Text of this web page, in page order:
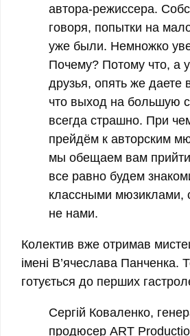
автора-режиссера.
говоря, попытки на
уже были. Немножко
Почему? Потому что, а
друзья, опять же даете
что выход на большую
всегда страшно. При
прейдём к авторским
мы обещаем вам
все равно будем
классными мюзиклами,
не нами.
Колектив вже отримав
імені В’ячеслава Панченка.
готується до перших
Сергій Коваленко,
продюсер ART